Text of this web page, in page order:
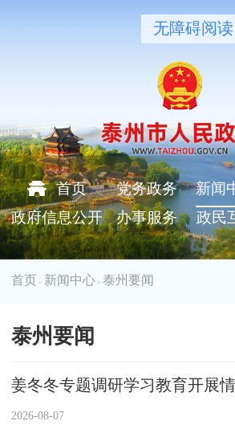
无障碍阅读
首页 党务政务 新闻
政府信息公开
办事服务 政民
首页 > 新闻中心 >泰州要闻
泰州要闻
姜冬冬专题调研学习教育开展
2026-08-07